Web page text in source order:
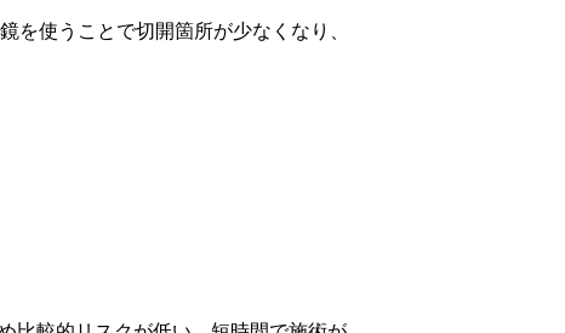
を使うことで切開箇所が少なくなり、